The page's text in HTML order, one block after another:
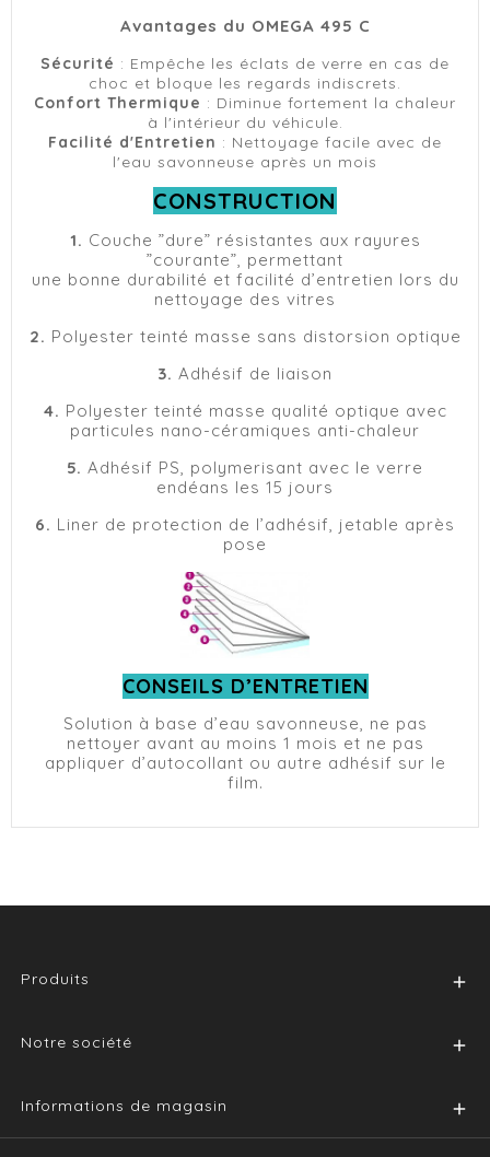
Avantages du OMEGA 495 C
Sécurité : Empêche les éclats de verre en cas de
choc et bloque les regards indiscrets.
Confort Thermique : Diminue fortement la chaleur
à l'intérieur du véhicule.
Facilité d'Entretien : Nettoyage facile avec de
l'eau savonneuse après un mois
CONSTRUCTION
1. Couche ”dure” résistantes aux rayures
”courante”, permettant
une bonne durabilité et facilité d’entretien lors du
nettoyage des vitres
2. Polyester teinté masse sans distorsion optique
3. Adhésif de liaison
4. Polyester teinté masse qualité optique avec
particules nano-céramiques anti-chaleur
5. Adhésif PS, polymerisant avec le verre
endéans les 15 jours
6. Liner de protection de l’adhésif, jetable après
pose
CONSEILS D’ENTRETIEN
Solution à base d’eau savonneuse, ne pas
nettoyer avant au moins 1 mois et ne pas
appliquer d’autocollant ou autre adhésif sur le
film.
Produits 
Notre société 
Informations de magasin 